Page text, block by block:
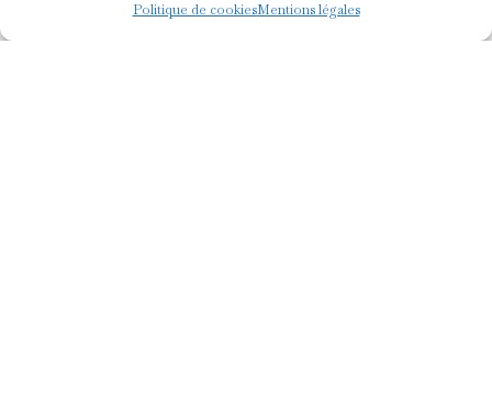
Politique de cookiesMentions légales